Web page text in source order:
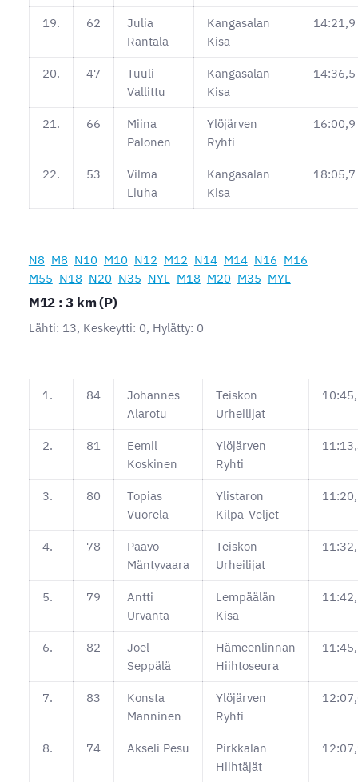
19. 62
Julia
Rantala
Kangasalan
Kisa
14:21,9
20. 47
Tuuli
Vallittu
Kangasalan
Kisa
14:36,5
21. 66
Miina
Palonen
Ylöjärven
Ryhti
16:00,9
22. 53
Vilma
Liuha
Kangasalan
Kisa
18:05,7
N8 M8 N10 M10 N12 M12 N14 M14 N16 M16
M55 N18 N20 N35 NYL M18 M20 M35 MYL
M12 : 3 km (P)
Lähti: 13, Keskeytti: 0, Hylätty: 0
1. 84
Johannes
Alarotu
Teiskon
Urheilijat
2. 81
Eemil
Koskinen
Ylöjärven
Ryhti
3. 80
Topias
Vuorela
Ylistaron
Kilpa-Veljet
4. 78
Paavo
Mäntyvaara
Teiskon
Urheilijat
5. 79
Antti
Urvanta
Lempäälän
Kisa
6. 82
Joel
Seppälä
Hämeenlinnan
Hiihtoseura
7. 83
Konsta
Manninen
Ylöjärven
Ryhti
8. 74 Akseli Pesu
Pirkkalan
Hiihtäjät